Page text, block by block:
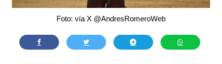
Foto: vía X @AndresRomeroWeb